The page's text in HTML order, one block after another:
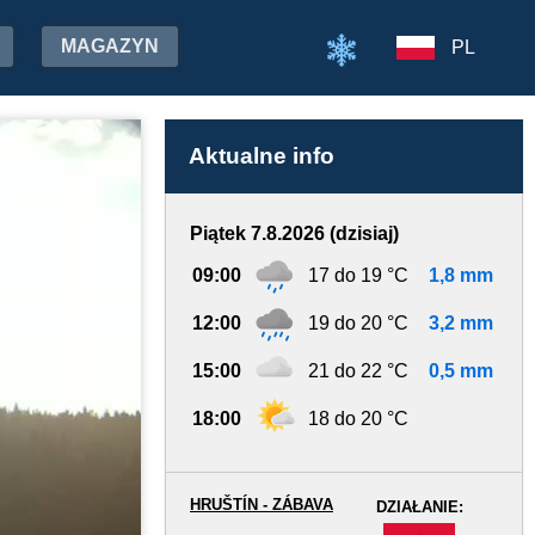
MAGAZYN PL
Aktualne info
Piątek 7.8.2026 (dzisiaj)
09:00 17 do 19 °C 1,8 mm
12:00 19 do 20 °C 3,2 mm
15:00 21 do 22 °C 0,5 mm
18:00 18 do 20 °C
DZIAŁANIE:
HRUŠTÍN - ZÁBAVA